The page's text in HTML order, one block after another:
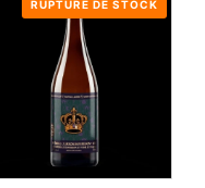
RUPTURE DE STOCK